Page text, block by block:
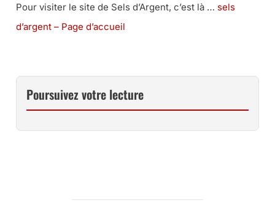
Pour visiter le site de Sels d’Argent, c’est là … sels
d’argent – Page d’accueil
Poursuivez votre lecture